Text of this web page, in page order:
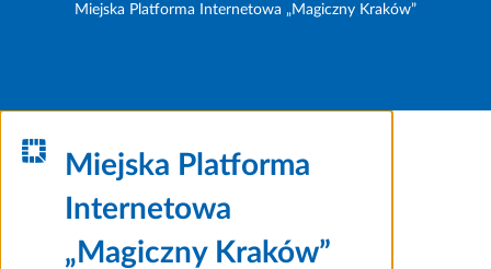
Miejska Platforma Internetowa „Magiczny Kraków”
Miejska Platforma
Internetowa
„Magiczny Kraków”